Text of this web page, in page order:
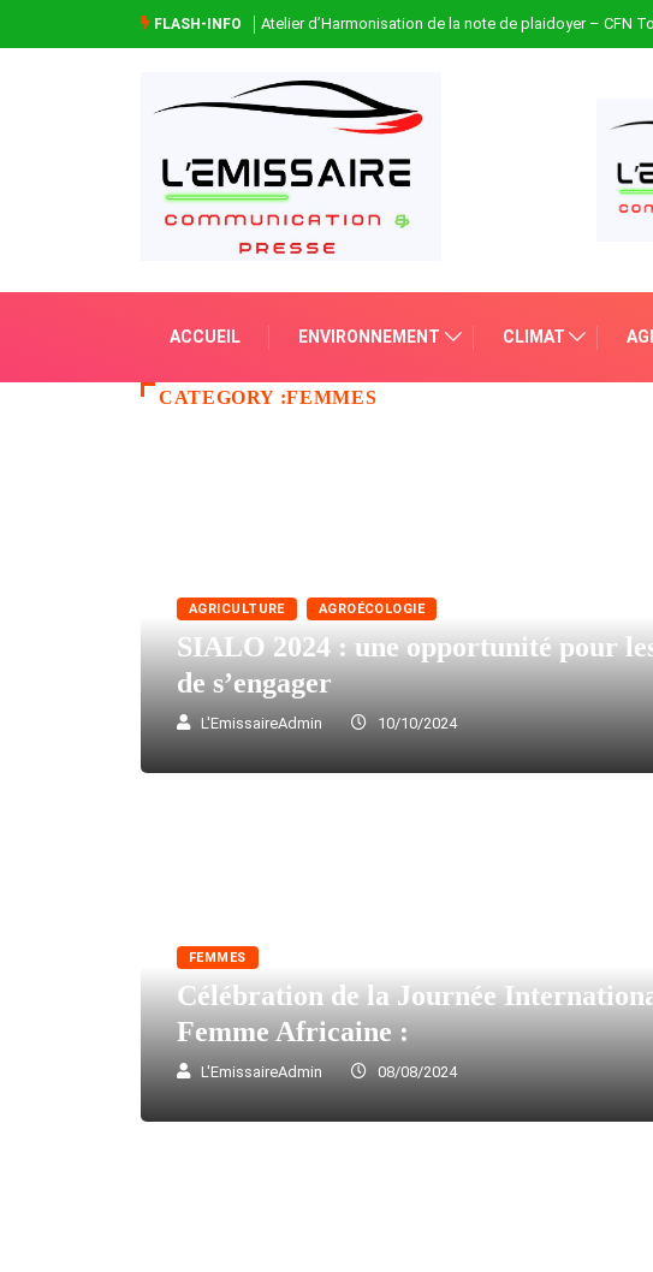
FLASH-INFO Atelier d’Harmonisation de la note de plaidoyer – CFN
ACCUEIL ENVIRONNEMENT CLIMAT
CATEGORY :FEMMES
AGRICULTURE AGROÉCOLOGIE
SIALO 2024 : une opportunité pour
de s’engager
L'EmissaireAdmin 10/10/2024
FEMMES
Célébration de la Journée
Femme Africaine :
L'EmissaireAdmin 08/08/2024